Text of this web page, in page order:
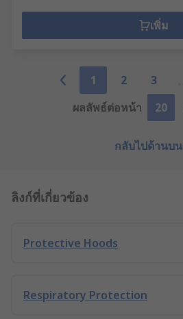
เพิ่ม
1 2 3
ผลลัพธ์ต่อหน้า
20
กลับไปด้านบน
ลิงก์ที่เกี่ยวข้อง
Protective Hoods
Respiratory Protection